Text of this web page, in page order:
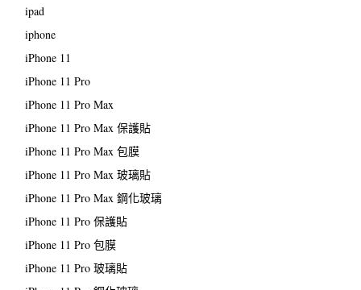
ipad
iphone
iPhone 11
iPhone 11 Pro
iPhone 11 Pro Max
iPhone 11 Pro Max 保護貼
iPhone 11 Pro Max 包膜
iPhone 11 Pro Max 玻璃貼
iPhone 11 Pro Max 鋼化玻璃
iPhone 11 Pro 保護貼
iPhone 11 Pro 包膜
iPhone 11 Pro 玻璃貼